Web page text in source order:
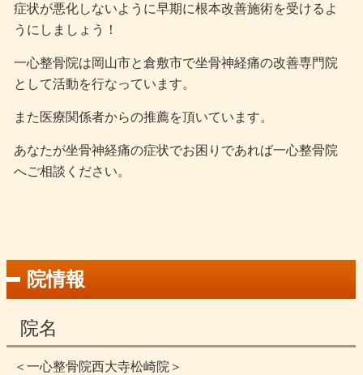
症状が悪化しないように早期に根本改善施術を受けるよ
うにしましょう！
一心整骨院は岡山市と倉敷市で坐骨神経痛の改善専門院
として活動を行なっています。
また医療関係者からの推薦を頂いています。
あなたが坐骨神経痛の症状でお困りであれば一心整骨院
へご相談ください。
院情報
院名
＜一心整骨院西大寺松崎院＞